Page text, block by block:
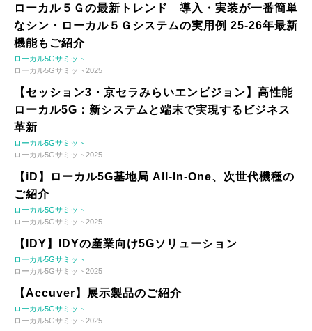
ローカル５Ｇの最新トレンド 導入・実装が一番簡単
なシン・ローカル５Ｇシステムの実用例 25-26年最新
機能もご紹介
ローカル5Gサミット
ローカル5Gサミット2025
【セッション3・京セラみらいエンビジョン】高性能
ローカル5G：新システムと端末で実現するビジネス
革新
ローカル5Gサミット
ローカル5Gサミット2025
【iD】ローカル5G基地局 All-In-One、次世代機種の
ご紹介
ローカル5Gサミット
ローカル5Gサミット2025
【IDY】IDYの産業向け5Gソリューション
ローカル5Gサミット
ローカル5Gサミット2025
【Accuver】展示製品のご紹介
ローカル5Gサミット
ローカル5Gサミット2025